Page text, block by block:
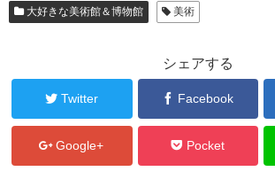
大好きな美術館＆博物館 美術
シェアする
Twitter Facebook
Google+ Pocket